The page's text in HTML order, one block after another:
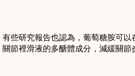
有些研究報告也認為，葡萄糖胺可
關節裡滑液的多醣體成分，減緩關節